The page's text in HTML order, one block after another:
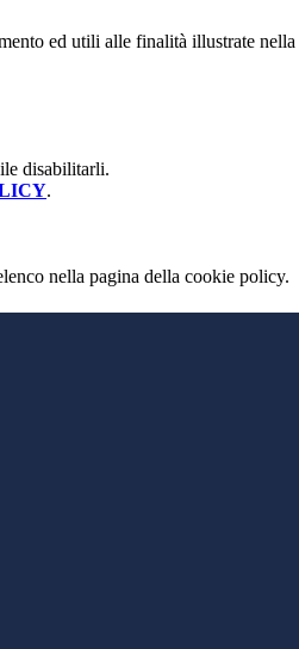
ed utili alle finalità illustrate nella
disabilitarli.
.
nella pagina della cookie policy.